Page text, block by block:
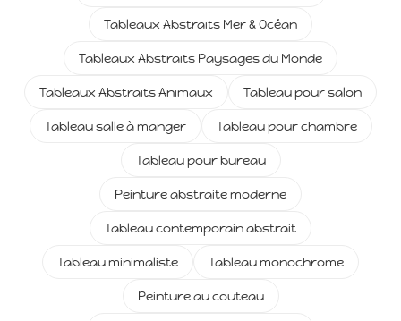
Tableaux Abstraits Mer & Océan
Tableaux Abstraits Paysages du Monde
Tableaux Abstraits Animaux Tableau pour salon
Tableau salle à manger Tableau pour chambre
Tableau pour bureau
Peinture abstraite moderne
Tableau contemporain abstrait
Tableau minimaliste Tableau monochrome
Peinture au couteau